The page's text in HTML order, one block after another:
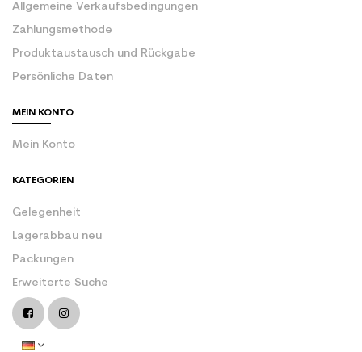
Allgemeine Verkaufsbedingungen
Zahlungsmethode
Produktaustausch und Rückgabe
Persönliche Daten
MEIN KONTO
Mein Konto
KATEGORIEN
Gelegenheit
Lagerabbau neu
Packungen
Erweiterte Suche